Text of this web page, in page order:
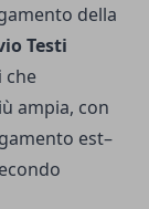
della
Testi
che
ampia, con
est–